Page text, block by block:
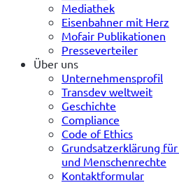
Mediathek
Eisenbahner mit Herz
Mofair Publikationen
Presseverteiler
Über uns
Unternehmensprofil
Transdev weltweit
Geschichte
Compliance
Code of Ethics
Grundsatzerklärung
und Menschenrechte
Kontaktformular